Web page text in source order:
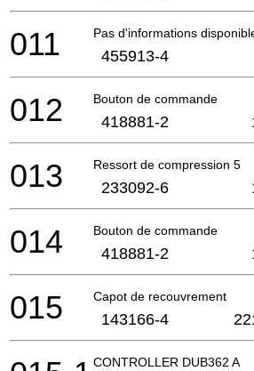
Pas d'informations
011 455913-4
Bouton de commande
012 418881-2
Ressort de compression 5
013 233092-6
Bouton de commande
014 418881-2
Capot de recouvrement
015 143166-4
CONTROLLER DUB362 A